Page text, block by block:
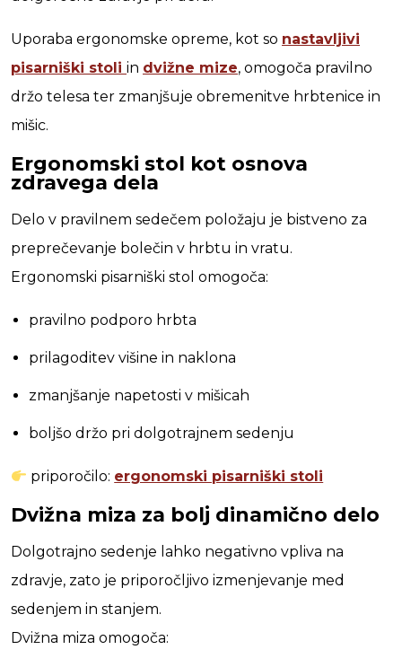
Uporaba ergonomske opreme, kot so nastavljivi
pisarniški stoli in dvižne mize, omogoča pravilno
držo telesa ter zmanjšuje obremenitve hrbtenice in
mišic.
Ergonomski stol kot osnova
zdravega dela
Delo v pravilnem sedečem položaju je bistveno za
preprečevanje bolečin v hrbtu in vratu.
Ergonomski pisarniški stol omogoča:
pravilno podporo hrbta
prilagoditev višine in naklona
zmanjšanje napetosti v mišicah
boljšo držo pri dolgotrajnem sedenju
priporočilo: ergonomski pisarniški stoli
Dvižna miza za bolj dinamično delo
Dolgotrajno sedenje lahko negativno vpliva na
zdravje, zato je priporočljivo izmenjevanje med
sedenjem in stanjem.
Dvižna miza omogoča: